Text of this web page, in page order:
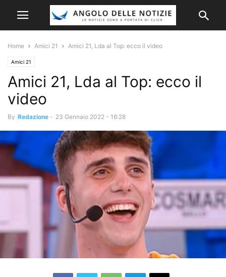
Home Amici 21 Amici 21, Lda al Top: ecco il video
Amici 21
Amici 21, Lda al Top: ecco il
video
By Redazione - 23 Gennaio 2022 - 16:28